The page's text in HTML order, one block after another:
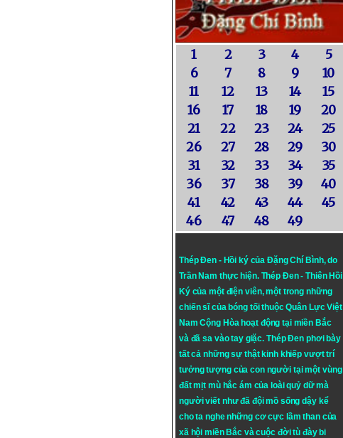
1 2 3 4
5
6
7 8 9
10
11
12 13 14
15
16
17 18 19
20
21
22 23 24
25
26
27 28 29
30
31
32 33 34
35
36
37 38 39
40
41
42 43 44
45
46
47 48 49
Thép Đen - Hồi ký của Đặng Chí Bình, do
Trần Nam thực hiện. Thép Đen- Thiên Hồi
Ký của một điện viên, một trong những
chiến sĩ của bóng tối thuộc Quân Lực Việt
Nam Cộng Hòa hoạt động tại miền Bắc
và đã sa vào tay giặc. Thép Đen phơi bày
tất cả những sự thật kinh khiếp vượt trí
tưởng tượng của con người tại một vùng
đất mịt mù hắc ám của loài quỷ dữ mà
người viết như đã đội mồ sống dậy kể
cho ta nghe những cơ cực lầm than của
xã hội miền Bắc và cuộc đời tù đày bi